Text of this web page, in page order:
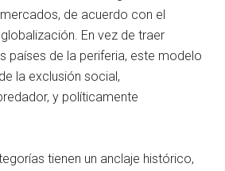
de acuerdo con el
En vez de traer
países de la periferia, este modelo
la exclusión social,
y políticamente
tienen un anclaje histórico,